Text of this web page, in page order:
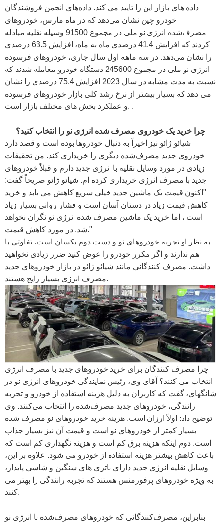
داده های بازار این را تایید می کند. داده‌های انجمن فروشندگان
خودرو چین نشان می‌دهد که در ماه مارس، خودروهای
مصرف‌شده انرژی نو ملی در مجموع 91500 وسیله نقلیه مبادله
کردند که افزایش 41.4 درصدی ماه به ماه، افزایش 63.5 درصدی
را نشان می‌دهد. در سه ماهه اول سال جاری، خودروهای فرسوده
انرژی نو ملی در مجموع 245600 دستگاه خودرو معامله شدند که
نسبت به مدت مشابه در سال 2023 افزایش 75.4 درصدی را نشان
می دهد که بسیار بیشتر از نرخ رشد کلی بازار خودروهای فرسوده
و عملکرد بخش های مختلف بازار است. .
چرا خرید یک خودروی مصرف شده انرژی نو را انتخاب کنید؟
شیائو ژائو نیز اخیراً به دنبال خودروها بوده است و قصد دارد
خودروی جدید مصرف‌شده دیگری را خریداری کند. من تحقیقات
زیادی در مورد وسایل نقلیه با انرژی جدید دارم و قبلاً خودروهای
جدید با مصرف انرژی خریداری کرده ام. شیائو ژائو صریحاً گفت:
"اکنون قیمت یک ماشین جدید خیلی سریع کاهش می یابد و خرید
کاهش قیمت زیاد در دستان آسان است و فشار روانی بسیار زیاد
است ، اما خرید یک ماشین مصرف شده انرژی نو نگران نخواهد
شد. در مورد کاهش قیمت."
به نظر او تجربه خودروهای نو و دست دوم یکسان است، تفاوتی با
هم ندارند و اگر مکرر خودرو را عوض کنید ضرر زیادی نخواهید
داشت. مصرف کنندگانی مانند شیائو ژائو در بازار خودروهای جدید
مصرف انرژی بسیار رایج هستند.
چرا مصرف کنندگان برای خرید خودروهای جدید با مصرف انرژی
انتخاب می کنند؟ آقای وی، رئیس نمایندگی خودروهای انرژی نو در
شانگهای، گفت که کاربران به دلیل هزینه استفاده از خودرو و تجربه
رانندگی، خودروهای جدید مصرف‌شده را انتخاب می‌کنند. وی
توضیح داد: اولاً ارزان است. هزینه خرید خودروهای نو مصرف شده
بسیار کمتر از خودروهای نو است و قیمت آن نیز بسیار جذاب
است. دوم اینکه هزینه برق کم است و هزینه نگهداری کم است که
باعث کاهش بیشتر هزینه استفاده از خودرو می شود. علاوه بر این،
وسایل نقلیه انرژی جدید دارای باتری های سنگین و شاسی پایدار،
به ویژه خودروهای پرفورمنس هستند که تجربه رانندگی را بهتر می
کنند.
بنابراین، مصرف‌کنندگانی که خودروهای مصرف‌شده با انرژی نو